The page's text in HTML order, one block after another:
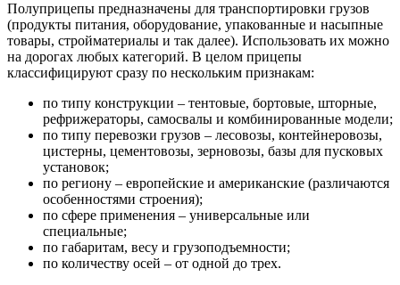
Полуприцепы предназначены для транспортировки грузов
(продукты питания, оборудование, упакованные и насыпные
товары, стройматериалы и так далее). Использовать их можно
на дорогах любых категорий. В целом прицепы
классифицируют сразу по нескольким признакам:
по типу конструкции – тентовые, бортовые, шторные,
рефрижераторы, самосвалы и комбинированные модели;
по типу перевозки грузов – лесовозы, контейнеровозы,
цистерны, цементовозы, зерновозы, базы для пусковых
установок;
по региону – европейские и американские (различаются
особенностями строения);
по сфере применения – универсальные или
специальные;
по габаритам, весу и грузоподъемности;
по количеству осей – от одной до трех.